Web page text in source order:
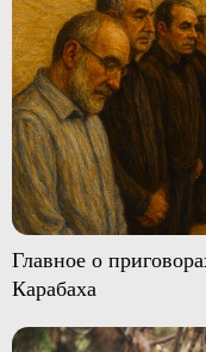
Главное о
Карабаха